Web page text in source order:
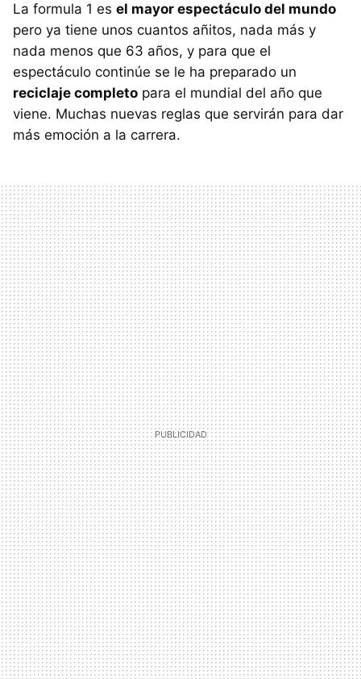
La formula 1 es el mayor espectáculo del mundo
pero ya tiene unos cuantos añitos, nada más y
nada menos que 63 años, y para que el
espectáculo continúe se le ha preparado un
reciclaje completo para el mundial del año que
viene. Muchas nuevas reglas que servirán para dar
más emoción a la carrera.